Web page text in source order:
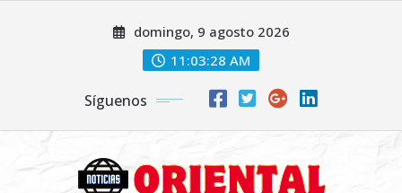
domingo, 9 agosto 2026
11:03:29 AM
Síguenos